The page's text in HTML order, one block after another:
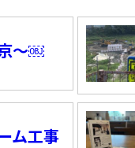
～￼
ム工事